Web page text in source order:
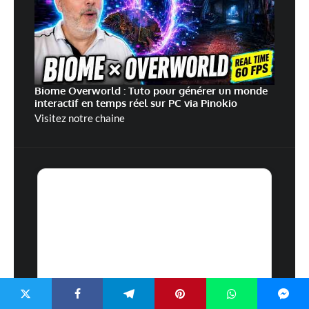
Biome Overworld : Tuto pour générer un monde
interactif en temps réel sur PC via Pinokio
Visitez notre chaine